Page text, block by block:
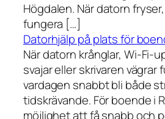
Högdalen. När datorn
fungera […]
Datorhjälp på plats för
När datorn krånglar, Wi-Fi-
svajar eller skrivaren vägrar
vardagen snabbt bli både
tidskrävande. För boende i
möjlighet att få snabb och